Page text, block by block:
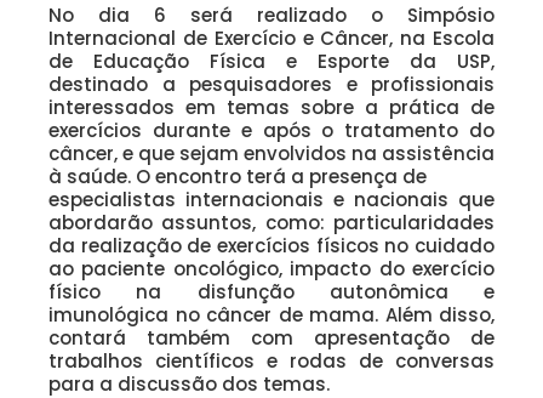
No dia 6 será realizado o Simpósio
Internacional de Exercício e Câncer, na Escola
de Educação Física e Esporte da USP,
destinado a pesquisadores e profissionais
interessados em temas sobre a prática de
exercícios durante e após o tratamento do
câncer, e que sejam envolvidos na assistência
à saúde. O encontro terá a presença de
especialistas internacionais e nacionais que
abordarão assuntos, como: particularidades
da realização de exercícios físicos no cuidado
ao paciente oncológico, impacto do exercício
físico na disfunção autonômica e
imunológica no câncer de mama. Além disso,
contará também com apresentação de
trabalhos científicos e rodas de conversas
para a discussão dos temas.